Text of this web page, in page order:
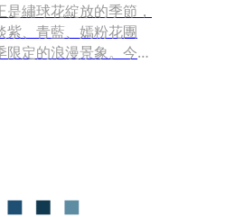
繡球花綻放的季節，
紫、青藍、嫣粉花團
限定的浪漫景象。今年